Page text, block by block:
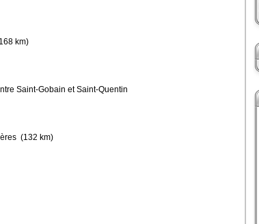
km)
Saint-Gobain et Saint-Quentin
(132 km)